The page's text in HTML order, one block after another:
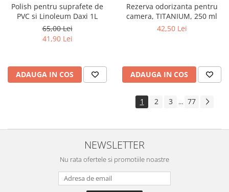
Polish pentru suprafete de
PVC si Linoleum Daxi 1L
65,00 Lei
41,90 Lei
ADAUGA IN COS
Rezerva odorizanta pentru
camera, TITANIUM, 250 ml
42,50 Lei
ADAUGA IN COS
1 2 3 ... 77
NEWSLETTER
Nu rata ofertele si promotiile noastre